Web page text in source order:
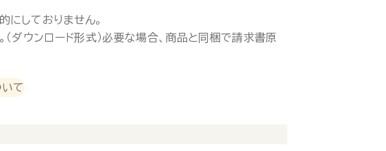
しておりません。
ダウンロード形式）必要な場合、商品と同梱で請求書原
いて